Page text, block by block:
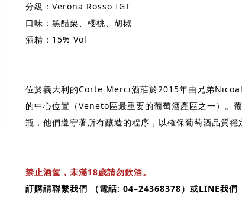
分級：Verona Rosso IGT
口味：黑醋栗、櫻桃、胡椒
酒精：15% Vol
位於義大利的Corte Merci酒莊於2015年由兄弟
的中心位置（Veneto區最重要的葡萄酒產區之一）。
瓶，他們遵守著所有釀造的程序，以確保葡萄酒品質穩
禁止酒駕，未滿18歲請勿飲酒。
訂購請聯繫我們 （電話: 04–24368378）或LINE我們